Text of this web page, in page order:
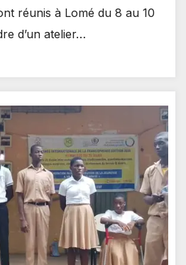
réunis à Lomé du 8 au 10
d’un atelier…